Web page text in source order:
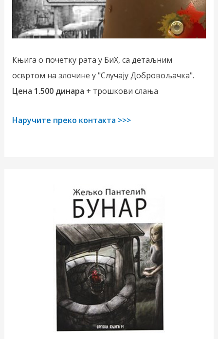
Књига о почетку рата у БиХ, са детаљним
освртом на злочине у "Случају Добровољачка".
Цена 1.500 динара + трошкови слања
Наручите преко контакта >>>